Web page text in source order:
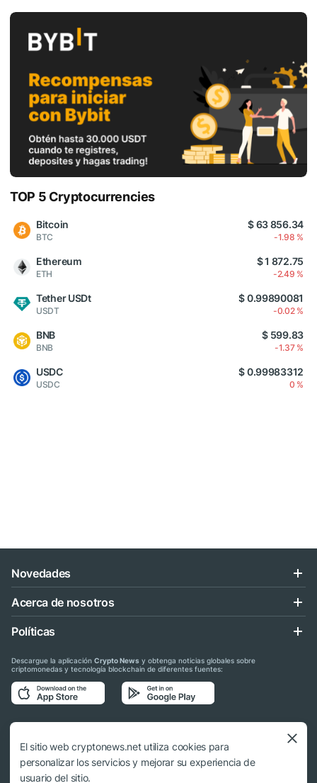
TOP 5 Cryptocurrencies
Bitcoin
BTC
$ 63 856.34
-1.98 %
Ethereum
ETH
$ 1 872.75
-2.49 %
Tether USDt
USDT
$ 0.99890081
-0.02 %
BNB
BNB
$ 599.83
-1.37 %
USDC
USDC
$ 0.99983312
0 %
Novedades
Acerca de nosotros
Políticas
Descargue la aplicación Crypto News y obtenga noticias globales sobre
criptomonedas y tecnología blockchain de diferentes fuentes:
Síganos en las redes sociales
El sitio web cryptonews.net utiliza cookies para
personalizar los servicios y mejorar su experiencia de
usuario del sitio.